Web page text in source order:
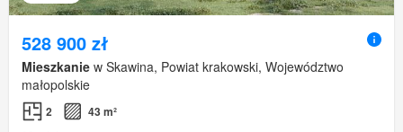
528 900 zł
Mieszkanie w Skawina, Powiat krakowski, Województwo
małopolskie
2
43 m²